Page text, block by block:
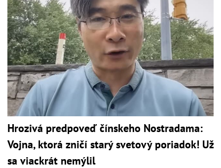
Hrozivá predpoveď čínskeho Nostradama:
Vojna, ktorá zničí starý svetový poriadok! Už
sa viackrát nemýlil